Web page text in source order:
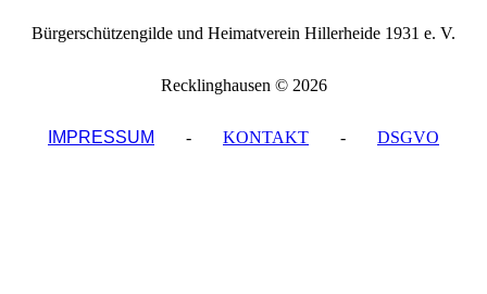
Bürgerschützengilde und Heimatverein Hillerheide 1931 e. V.
Recklinghausen © 2026
IMPRESSUM - KONTAKT - DSGVO